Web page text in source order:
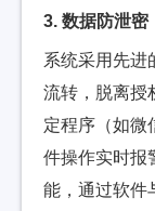
3. 数据防泄密
系统采用先进
流转，脱离授
定程序（如微
件操作实时报
能，通过软件